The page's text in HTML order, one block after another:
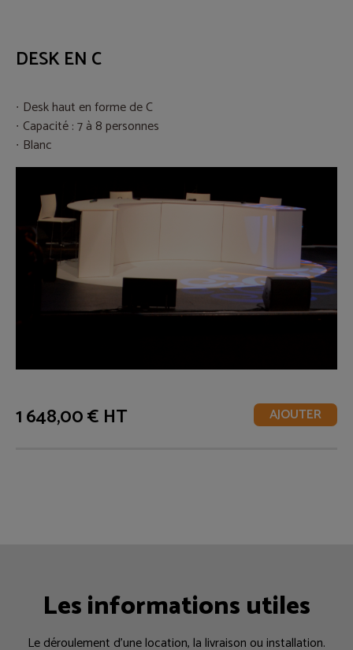
DESK EN C
Desk haut en forme de C
Capacité : 7 à 8 personnes
Blanc
1 648,00 € HT AJOUTER
Les informations utiles
Le déroulement d’une location, la livraison ou installation.